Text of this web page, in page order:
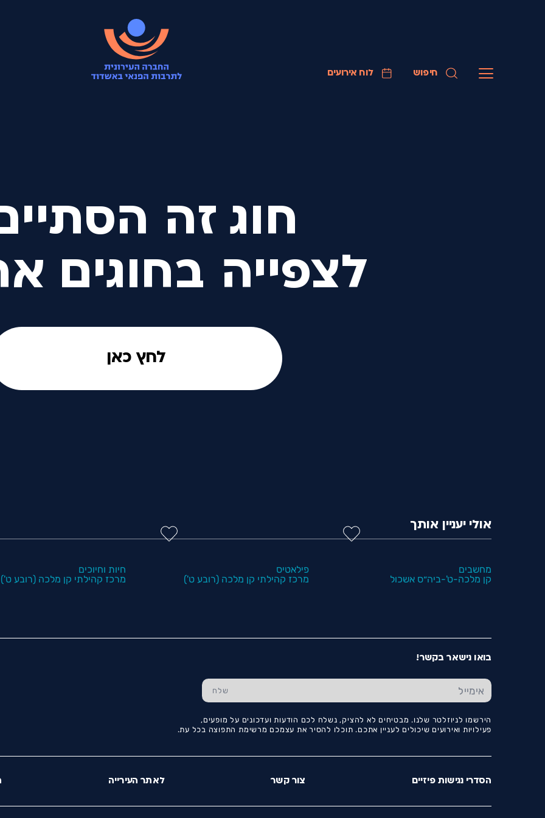
לוח אירועים חיפוש
חוג זה
לצפייה בחוגים
לחץ כאן
אולי יעניין אותך
מחשבים
קן מלכה-ט'-ביה״ס אשכול
פילאטיס
מרכז קהילתי קן מלכה (רובע ט')
חיות וחיוכים
מרכז קהילתי קן מלכה (רובע ט')
בואו נישאר בקשר!
הירשמו לניוזלטר שלנו. מבטיחים לא להציק, נשלח לכם הודעות ועדכונים על מופעים,
פעילויות ואירועים שיכולים לעניין אתכם. תוכלו להסיר את עצמכם מרשימת התפוצה בכל עת.
הסדרי נגישות פיזיים צור קשר לאתר העירייה